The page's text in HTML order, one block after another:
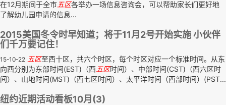
在12月期间于全市 五区各举办一场信息咨询会，可以帮助家长们更好地
了解幼儿园申请的信息...
2015美国冬令时早知道；将于11月2号开始实施 小伙伴
们千万要记住！
15-10-22 五区至西十区，共六个时区，每个时区对应一个标准时间。从东
向西分别为东部时间(EST)（西 五区时间）、中部时间(CST)（西六区时
间）、山地时间(MST)（西七区时间）、太平洋时间（西部时间）(PST...
纽约近期活动看板10月(3)